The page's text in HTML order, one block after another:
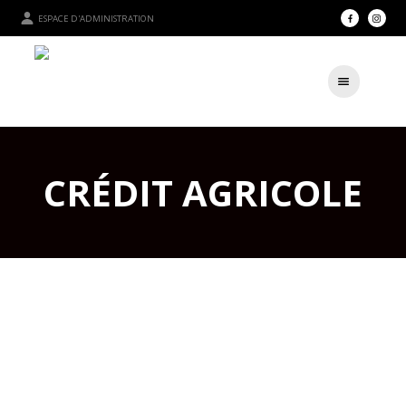
ESPACE D'ADMINISTRATION
CRÉDIT AGRICOLE